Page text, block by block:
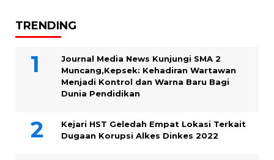
TRENDING
Journal Media News Kunjungi SMA 2
Muncang,Kepsek: Kehadiran Wartawan
Menjadi Kontrol dan Warna Baru Bagi
Dunia Pendidikan
Kejari HST Geledah Empat Lokasi Terkait
Dugaan Korupsi Alkes Dinkes 2022